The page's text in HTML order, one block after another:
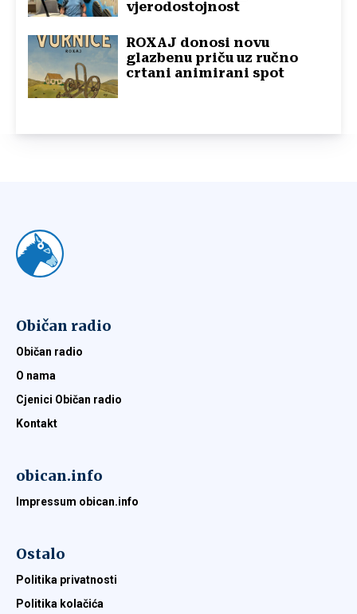
vjerodostojnost
ROXAJ donosi novu
glazbenu priču uz ručno
crtani animirani spot
Običan radio
Običan radio
O nama
Cjenici Običan radio
Kontakt
obican.info
Impressum obican.info
Ostalo
Politika privatnosti
Politika kolačića